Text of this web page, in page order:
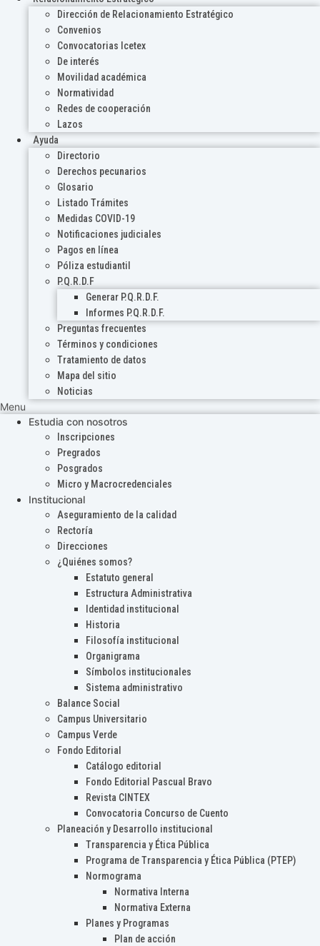
Dirección de Relacionamiento Estratégico
Convenios
Convocatorias Icetex
De interés
Movilidad académica
Normatividad
Redes de cooperación
Lazos
Ayuda
Directorio
Derechos pecunarios
Glosario
Listado Trámites
Medidas COVID-19
Notificaciones judiciales
Pagos en línea
Póliza estudiantil
P.Q.R.D.F
Generar P.Q.R.D.F.
Informes P.Q.R.D.F.
Preguntas frecuentes
Términos y condiciones
Tratamiento de datos
Mapa del sitio
Noticias
Menu
Estudia con nosotros
Inscripciones
Pregrados
Posgrados
Micro y Macrocredenciales
Institucional
Aseguramiento de la calidad
Rectoría
Direcciones
¿Quiénes somos?
Estatuto general
Estructura Administrativa
Identidad institucional
Historia
Filosofía institucional
Organigrama
Símbolos institucionales
Sistema administrativo
Balance Social
Campus Universitario
Campus Verde
Fondo Editorial
Catálogo editorial
Fondo Editorial Pascual Bravo
Revista CINTEX
Convocatoria Concurso de Cuento
Planeación y Desarrollo institucional
Transparencia y Ética Pública
Programa de Transparencia y Ética Pública (PTEP)
Normograma
Normativa Interna
Normativa Externa
Planes y Programas
Plan de acción